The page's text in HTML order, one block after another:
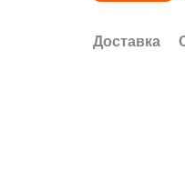
Доставка